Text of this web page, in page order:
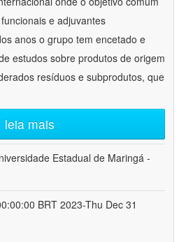
e adjuvantes
anos o grupo tem encetado e
estudos sobre produtos de origem
resíduos e subprodutos, que
leia mais
Estadual de Maringá -
BRT 2023-Thu Dec 31